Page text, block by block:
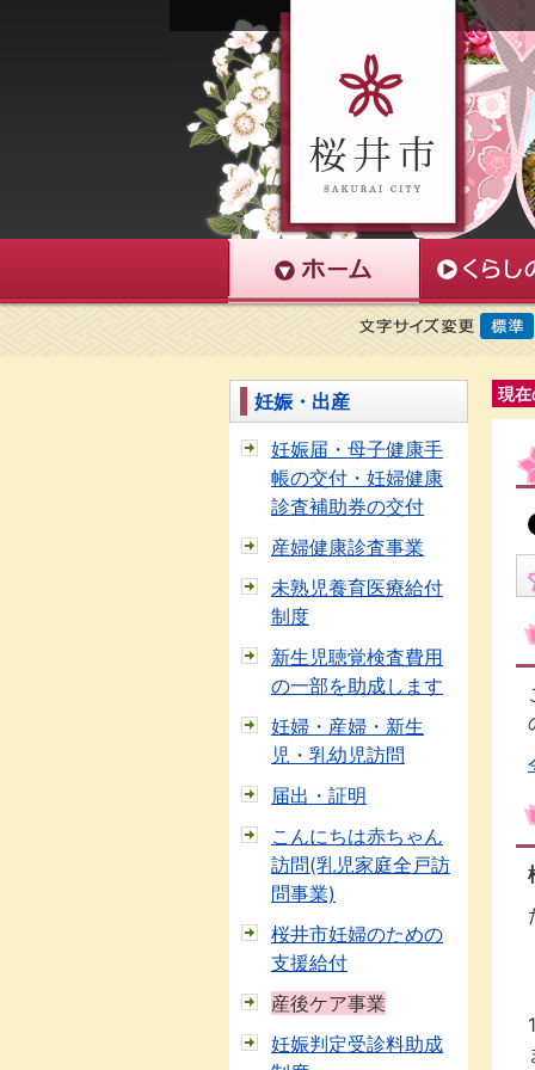
妊娠・出産
妊娠届・母子健康手
帳の交付・妊婦健康
診査補助券の交付
産婦健康診査事業
未熟児養育医療給付
制度
新生児聴覚検査費用
の一部を助成します
妊婦・産婦・新生
児・乳幼児訪問
届出・証明
こんにちは赤ちゃん
訪問(乳児家庭全戸訪
問事業)
桜井市妊婦のための
支援給付
産後ケア事業
妊娠判定受診料助成
現在